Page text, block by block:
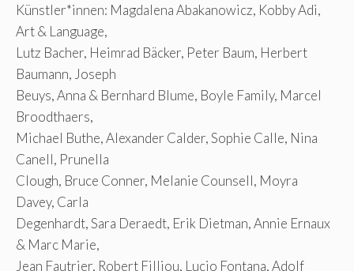
Künstler*innen: Magdalena Abakanowicz, Kobby Adi,
Art & Language,
Lutz Bacher, Heimrad Bäcker, Peter Baum, Herbert
Baumann, Joseph
Beuys, Anna & Bernhard Blume, Boyle Family, Marcel
Broodthaers,
Michael Buthe, Alexander Calder, Sophie Calle, Nina
Canell, Prunella
Clough, Bruce Conner, Melanie Counsell, Moyra
Davey, Carla
Degenhardt, Sara Deraedt, Erik Dietman, Annie Ernaux
& Marc Marie,
Jean Fautrier, Robert Filliou, Lucio Fontana, Adolf